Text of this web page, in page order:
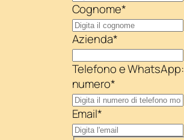
Cognome*
Azienda*
Telefono e WhatsApp:
numero*
Email*